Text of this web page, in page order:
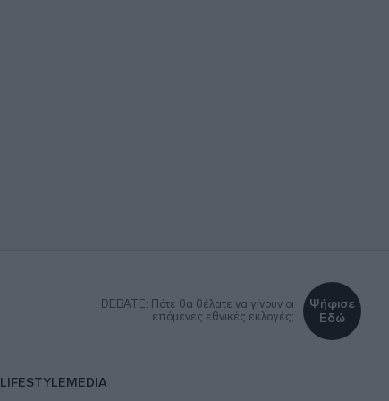
DEBATE: Πότε θα θέλατε να γίνουν οι
επόμενες εθνικές εκλογές;
Ψήφισε
Εδώ
LIFESTYLEMEDIA